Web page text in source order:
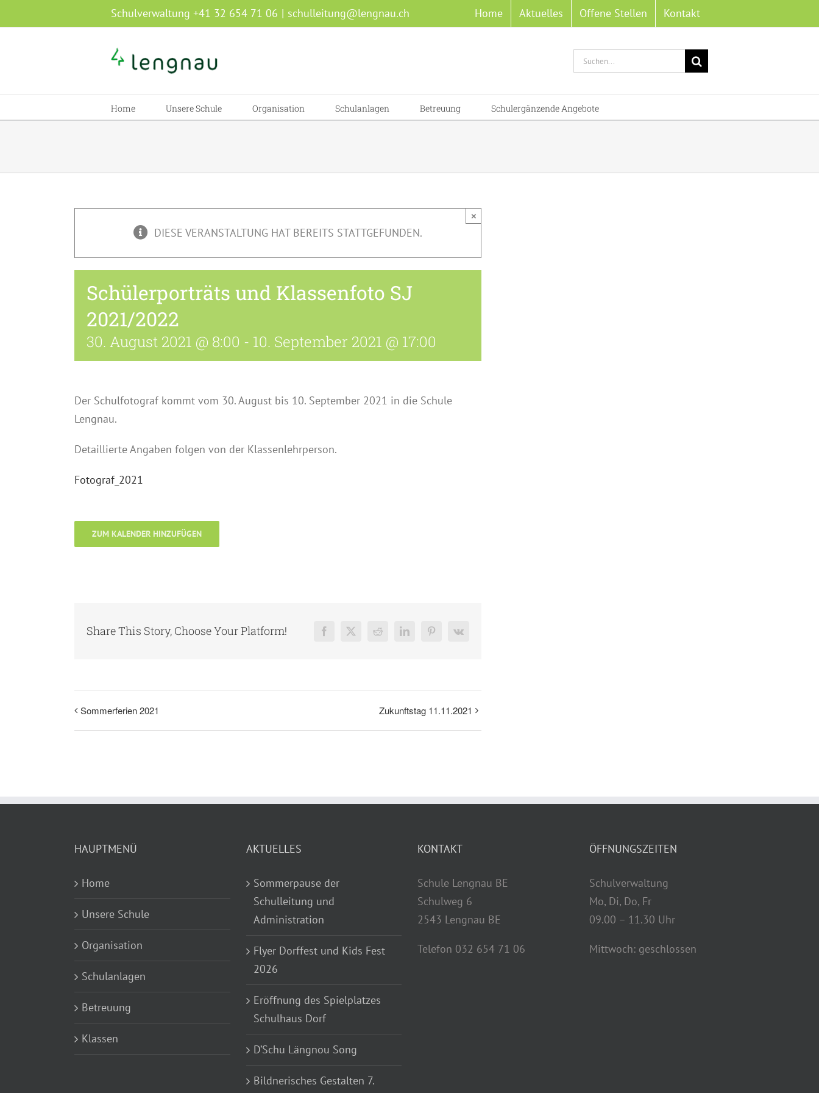
Inhalt
Schulverwaltung +41 32 654 71 06 | schulleitung@lengnau.ch Home Aktuelles Offene Stellen Kontakt
Suche
nach:
Home Unsere Schule Organisation Schulanlagen Betreuung Schulergänzende Angebote
DIESE VERANSTALTUNG HAT BEREITS STATTGEFUNDEN.
×
Schülerporträts und Klassenfoto SJ
2021/2022
30. August 2021 @ 8:00 - 10. September 2021 @ 17:00
Der Schulfotograf kommt vom 30. August bis 10. September 2021 in die Schule
Lengnau.
Detaillierte Angaben folgen von der Klassenlehrperson.
Fotograf_2021
ZUM KALENDER HINZUFÜGEN
Share This Story, Choose Your Platform! Facebook
X Reddit LinkedInPinterest
Vk
Sommerferien 2021 Zukunftstag 11.11.2021
HAUPTMENÜ
Home
Unsere Schule
Organisation
Schulanlagen
Betreuung
Klassen
AKTUELLES
Sommerpause der
Schulleitung und
Administration
Flyer Dorffest und Kids Fest
2026
Eröffnung des Spielplatzes
Schulhaus Dorf
D’Schu Längnou Song
Bildnerisches Gestalten 7.
KONTAKT
Schule Lengnau BE
Schulweg 6
2543 Lengnau BE
Telefon 032 654 71 06
ÖFFNUNGSZEITEN
Schulverwaltung
Mo, Di, Do, Fr
09.00 – 11.30 Uhr
Mittwoch: geschlossen